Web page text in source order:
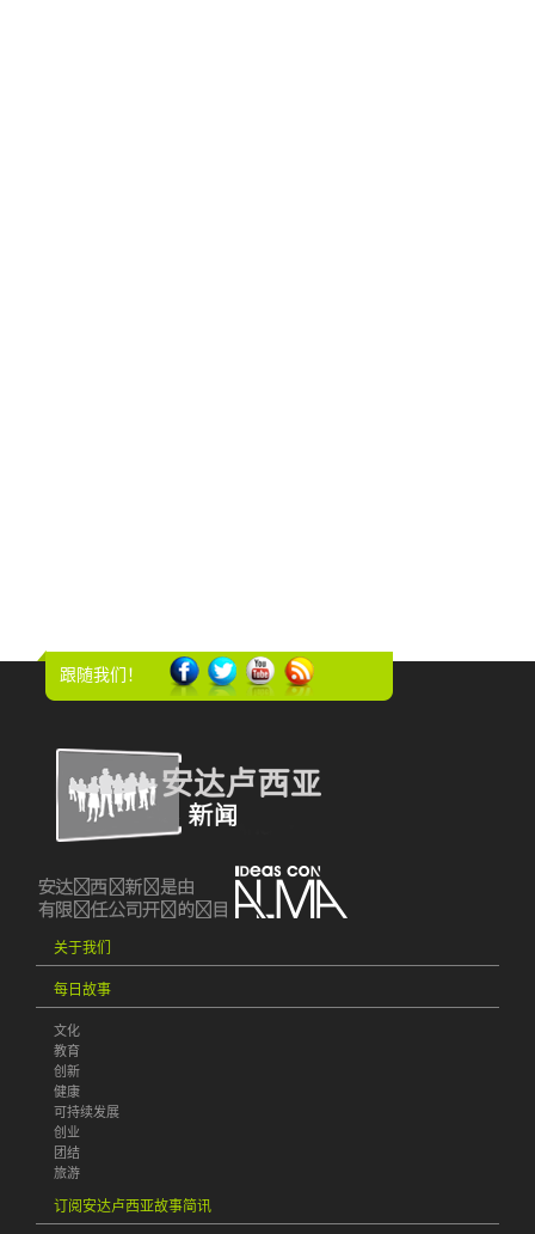
跟随我们！
关于我们
每日故事
文化
教育
创新
健康
可持续发展
创业
团结
旅游
订阅安达卢西亚故事简讯